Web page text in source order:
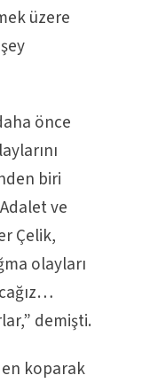
üzere
önce
biri
ve
Çelik,
olayları
demişti.
koparak